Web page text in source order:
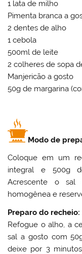
1 lata de milho
Pimenta branca a
2 dentes de alho
1 cebola
500ml de leite
2 colheres de sopa
Manjericão a gosto
50g de margarina
Modo de
Coloque em um
integral e 500g
Acrescente o sal
homogênea e
Preparo do recheio:
Refogue o alho, a
sal a gosto com
deixe por 3